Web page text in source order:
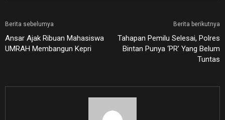
Berita sebelumya
Ansar Ajak Ribuan Mahasiswa
UMRAH Membangun Kepri
Berita berikutnya
Tahapan Pemilu Selesai, Polres
Bintan Punya ‘PR’ Yang Belum
Tuntas